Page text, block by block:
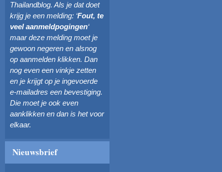
Thailandblog. Als je dat doet
krijg je een melding: ‘Fout, te
veel aanmeldpogingen‘
maar deze melding moet je
gewoon negeren en alsnog
op aanmelden klikken. Dan
nog even een vinkje zetten
en je krijgt op je ingevoerde
e-mailadres een bevestiging.
Die moet je ook even
aanklikken en dan is het voor
elkaar.
Nieuwsbrief